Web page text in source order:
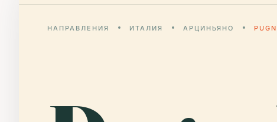
НАПРАВЛЕНИЯ ИТАЛИЯ АРЦИНЬЯНО